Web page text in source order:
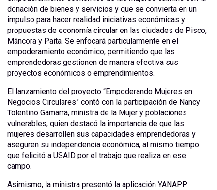
donación de bienes y servicios y que se convierta en un
impulso para hacer realidad iniciativas económicas y
propuestas de economía circular en las ciudades de Pisco,
Máncora y Paita. Se enfocará particularmente en el
empoderamiento económico, permitiendo que las
emprendedoras gestionen de manera efectiva sus
proyectos económicos o emprendimientos.
El lanzamiento del proyecto “Empoderando Mujeres en
Negocios Circulares” contó con la participación de Nancy
Tolentino Gamarra, ministra de la Mujer y poblaciones
vulnerables, quien destacó la importancia de que las
mujeres desarrollen sus capacidades emprendedoras y
aseguren su independencia económica, al mismo tiempo
que felicitó a USAID por el trabajo que realiza en ese
campo.
Asimismo, la ministra presentó la aplicación YANAPP